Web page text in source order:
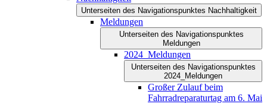
Unterseiten des Navigationspunktes Nachhaltigkeit
Meldungen
Unterseiten des Navigationspunktes
Meldungen
2024_Meldungen
Unterseiten des Navigationspunktes
2024_Meldungen
Großer Zulauf beim
Fahrradreparaturtag am 6. Mai